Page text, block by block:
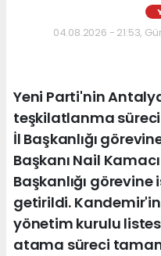
04.08.2026 - 21:53,
Yeni Parti'nin
teşkilatlanma
İl Başkanlığı
Başkanı Nail
Başkanlığı
getirildi.
yönetim kurulu
atama süreci